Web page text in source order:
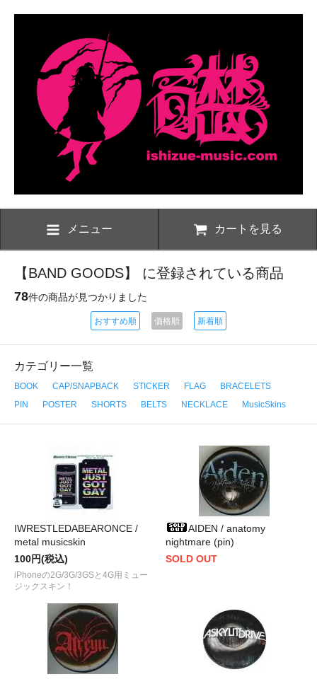
メニュー カートを見る
【BAND GOODS】 に登録されている商品
78件の商品が見つかりました
おすすめ順 価格順 新着順
カテゴリー一覧
BOOK CAP/SNAPBACK STICKER FLAG
BRACELETS
PIN
POSTER SHORTS BELTS NECKLACE MusicSkins
IWRESTLEDABEARONCE /
metal musicskin
100円(税込)
iPhoneの2G/3G/3GSと4G用ミュー
ジックスキン！
AIDEN / anatomy
nightmare (pin)
SOLD OUT